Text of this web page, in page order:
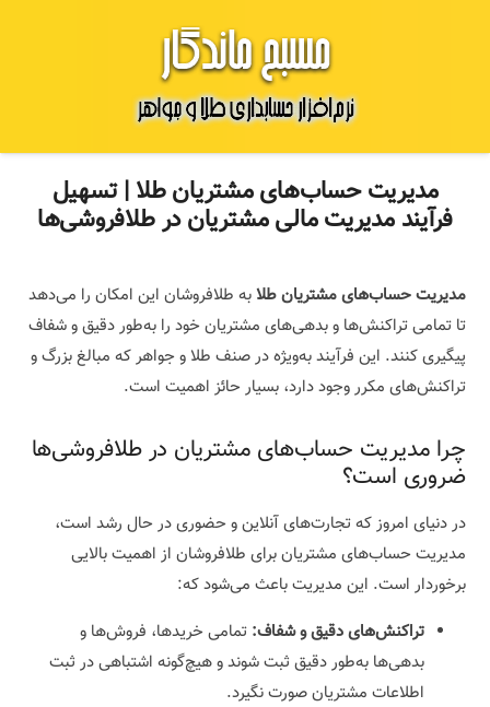
مدیریت حساب‌های مشتریان طلا | تسهیل
فرآیند مدیریت مالی مشتریان در طلافروشی‌ها
مدیریت حساب‌های مشتریان طلابه طلافروشان این امکان را می‌دهد
تا تمامی تراکنش‌ها و بدهی‌های مشتریان خود را به‌طور دقیق و شفاف
پیگیری کنند. این فرآیند به‌ویژه در صنف طلا و جواهر که مبالغ بزرگ و
تراکنش‌های مکرر وجود دارد، بسیار حائز اهمیت است.
چرا مدیریت حساب‌های مشتریان در طلافروشی‌ها
ضروری است؟
در دنیای امروز که تجارت‌های آنلاین و حضوری در حال رشد است،
مدیریت حساب‌های مشتریان برای طلافروشان از اهمیت بالایی
برخوردار است. این مدیریت باعث می‌شود که:
تراکنش‌های دقیق و شفاف: تمامی خریدها، فروش‌ها و
بدهی‌ها به‌طور دقیق ثبت شوند و هیچ‌گونه اشتباهی در ثبت
اطلاعات مشتریان صورت نگیرد.